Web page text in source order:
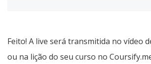
Feito! A live será transmitida no vídeo
ou na lição do seu curso no